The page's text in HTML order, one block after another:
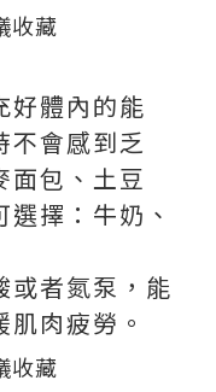
好體內的能
不會感到乏
面包、土豆
擇：牛奶、
或者氮泵，能
肉疲勞。